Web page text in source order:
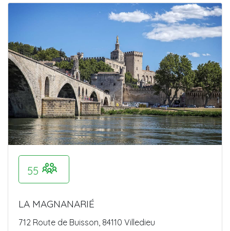
55
LA MAGNANARIÉ
712 Route de Buisson, 84110 Villedieu